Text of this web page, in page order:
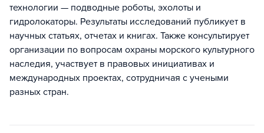
технологии — подводные роботы, эхолоты и
гидролокаторы. Результаты исследований публикует в
научных статьях, отчетах и книгах. Также консультирует
организации по вопросам охраны морского культурного
наследия, участвует в правовых инициативах и
международных проектах, сотрудничая с учеными
разных стран.